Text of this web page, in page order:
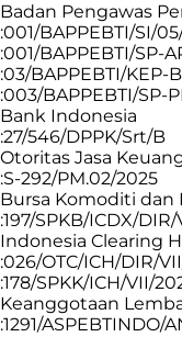
Badan Pengawas
:001/BAPPEBTI/SI/
:001/BAPPEBTI/SP-
:03/BAPPEBTI/KEP-
:003/BAPPEBTI/SP-
Bank Indonesia
:27/546/DPPK/Srt/B
Otoritas Jasa
:S-292/PM.02/2025
Bursa Komoditi dan
:197/SPKB/ICDX/
Indonesia Clearing
:026/OTC/ICH/DIR/
:178/SPKK/ICH/VII/
Keanggotaan
:1291/ASPEBTINDO/